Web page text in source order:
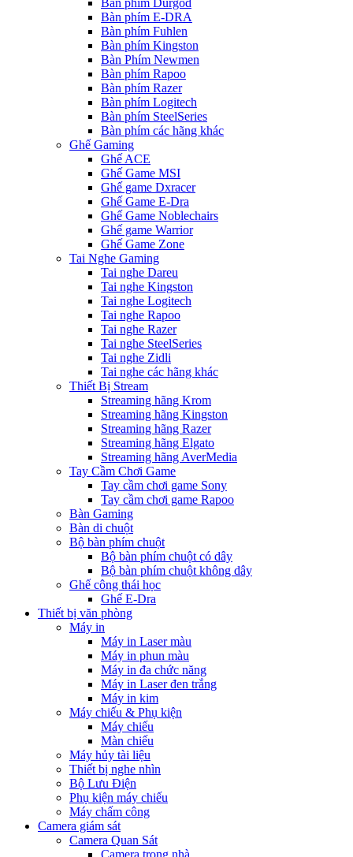
Bàn phím Durgod
Bàn phím E-DRA
Bàn phím Fuhlen
Bàn phím Kingston
Bàn Phím Newmen
Bàn phím Rapoo
Bàn phím Razer
Bàn phím Logitech
Bàn phím SteelSeries
Bàn phím các hãng khác
Ghế Gaming
Ghế ACE
Ghế Game MSI
Ghế game Dxracer
Ghế Game E-Dra
Ghế Game Noblechairs
Ghế game Warrior
Ghế Game Zone
Tai Nghe Gaming
Tai nghe Dareu
Tai nghe Kingston
Tai nghe Logitech
Tai nghe Rapoo
Tai nghe Razer
Tai nghe SteelSeries
Tai nghe Zidli
Tai nghe các hãng khác
Thiết Bị Stream
Streaming hãng Krom
Streaming hãng Kingston
Streaming hãng Razer
Streaming hãng Elgato
Streaming hãng AverMedia
Tay Cầm Chơi Game
Tay cầm chơi game Sony
Tay cầm chơi game Rapoo
Bàn Gaming
Bàn di chuột
Bộ bàn phím chuột
Bộ bàn phím chuột có dây
Bộ bàn phím chuột không dây
Ghế công thái học
Ghế E-Dra
Thiết bị văn phòng
Máy in
Máy in Laser màu
Máy in phun màu
Máy in đa chức năng
Máy in Laser đen trắng
Máy in kim
Máy chiếu & Phụ kiện
Máy chiếu
Màn chiếu
Máy hủy tài liệu
Thiết bị nghe nhìn
Bộ Lưu Điện
Phụ kiện máy chiếu
Máy chấm công
Camera giám sát
Camera Quan Sát